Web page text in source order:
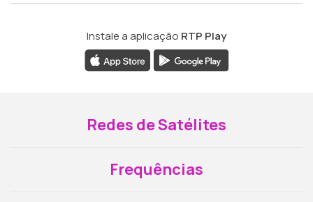
Instale a aplicação RTP Play
Redes de Satélites
Frequências